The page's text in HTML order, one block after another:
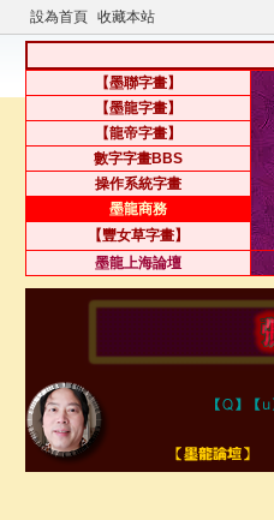
設為首頁 收藏本站
【墨聯字畫】
【墨龍字畫】
【龍帝字畫】
數字字畫BBS
操作系統字畫
墨龍商務
【豐女草字畫】
墨龍上海論壇